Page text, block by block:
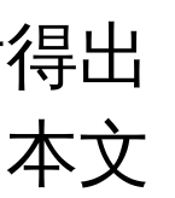
出
文